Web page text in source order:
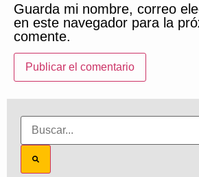
Guarda mi nombre, correo
en este navegador para la
comente.